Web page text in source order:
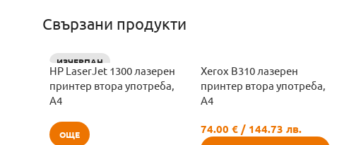
Свързани продукти
ИЗЧЕРПАН
HP LaserJet 1300 лазерен
принтер втора употреба,
A4
ОЩЕ
Xerox B310 лазерен
принтер втора употреба,
A4
74.00 € / 144.73 лв.